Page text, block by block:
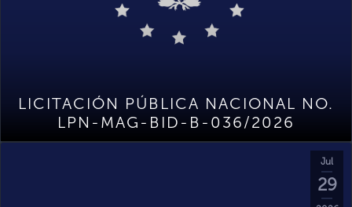
LICITACIÓN PÚBLICA NACIONAL NO.
LPN-MAG-BID-B-036/2026
Jul
29